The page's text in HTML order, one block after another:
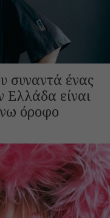
συναντά ένας
Ελλάδα είναι
όροφο